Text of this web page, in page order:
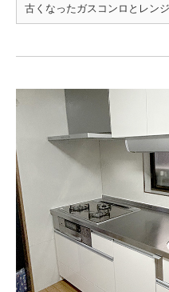
古くなったガスコンロとレン